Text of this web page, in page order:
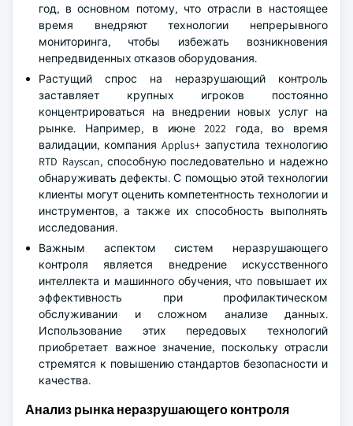
год, в основном потому, что отрасли в настоящее
время внедряют технологии непрерывного
мониторинга, чтобы избежать возникновения
непредвиденных отказов оборудования.
Растущий спрос на неразрушающий контроль
заставляет крупных игроков постоянно
концентрироваться на внедрении новых услуг на
рынке. Например, в июне 2022 года, во время
валидации, компания Applus+ запустила технологию
RTD Rayscan, способную последовательно и надежно
обнаруживать дефекты. С помощью этой технологии
клиенты могут оценить компетентность технологии и
инструментов, а также их способность выполнять
исследования.
Важным аспектом систем неразрушающего
контроля является внедрение искусственного
интеллекта и машинного обучения, что повышает их
эффективность при профилактическом
обслуживании и сложном анализе данных.
Использование этих передовых технологий
приобретает важное значение, поскольку отрасли
стремятся к повышению стандартов безопасности и
качества.
Анализ рынка неразрушающего контроля